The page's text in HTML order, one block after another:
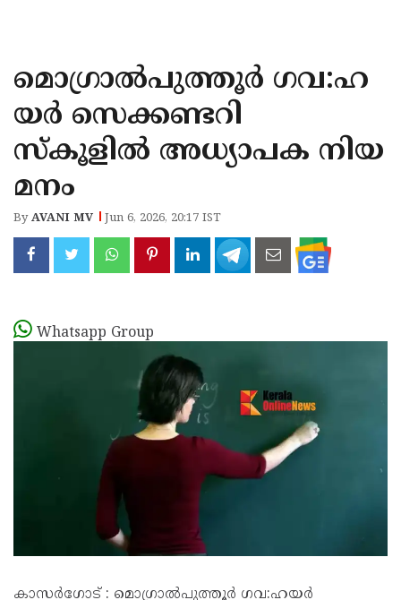
KANNUR
KASARAGOD
മൊഗ്രാൽപുത്തൂർ ഗവ:ഹ
യർ സെക്കണ്ടറി
സ്‌കൂളിൽ അധ്യാപക നിയ
മനം
ByAVANI MV Jun 6, 2026, 20:17 IST
Whatsapp Group
കാസർ​ഗോട് : മൊഗ്രാൽപുത്തൂർ ഗവ:ഹയർ